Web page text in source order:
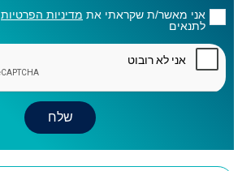
אני מאשר/ת שקראתי את מדיניות הפרטיות
לתנאים